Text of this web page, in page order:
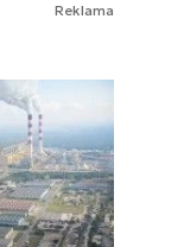
Reklama